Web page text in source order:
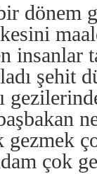
insanlar
şehit
gezmek
çok